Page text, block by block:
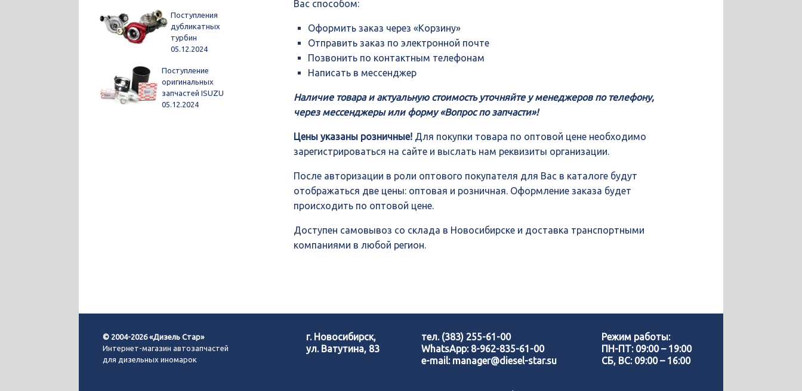
Вас способом:
Оформить заказ через «Корзину»
Отправить заказ по электронной почте
Позвонить по контактным телефонам
Написать в мессенджер
Наличие товара и актуальную стоимость уточняйте у менеджеров по телефону,
через мессенджеры или форму «Вопрос по запчасти»!
Цены указаны розничные! Для покупки товара по оптовой цене необходимо
зарегистрироваться на сайте и выслать нам реквизиты организации.
После авторизации в роли оптового покупателя для Вас в каталоге будут
отображаться две цены: оптовая и розничная. Оформление заказа будет
происходить по оптовой цене.
Доступен самовывоз со склада в Новосибирске и доставка транспортными
компаниями в любой регион.
Поступления
дубликатных
турбин
05.12.2024
Поступление
оригинальных
запчастей ISUZU
05.12.2024
© 2004-2026 «Дизель Стар»
Интернет-магазин автозапчастей
для дизельных иномарок
г. Новосибирск,
ул. Ватутина, 83
тел. (383) 255-61-00
WhatsApp: 8-962-835-61-00
e-mail: manager@diesel-star.su
Режим работы:
ПН-ПТ: 09:00 – 19:00
СБ, ВС: 09:00 – 16:00